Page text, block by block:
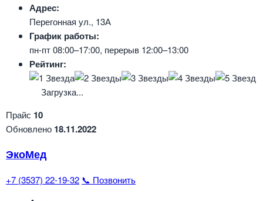
Адрес:
Перегонная ул., 13А
График работы:
пн-пт 08:00–17:00, перерыв 12:00–13:00
Рейтинг:
Загрузка...
Прайс 10
Обновлено 18.11.2022
ЭкоМед
+7 (3537) 22-19-32 📞 Позвонить